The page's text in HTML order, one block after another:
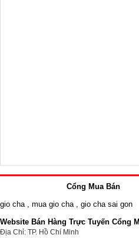
Cổng Mua Bán
gio cha
mua gio cha
gio cha sai gon
Website Bán Hàng Trực Tuyến Cổng
Địa Chỉ: TP. Hồ Chí Minh